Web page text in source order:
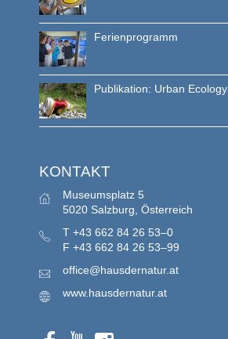
Ferienprogramm
Publikation: Urban Ecology
KONTAKT
Museumsplatz 5
5020 Salzburg, Österreich
T +43 662 84 26 53–0
F +43 662 84 26 53–99
office@hausdernatur.at
www.hausdernatur.at